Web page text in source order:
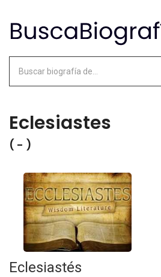
Eclesiastes
( - )
Eclesiastés